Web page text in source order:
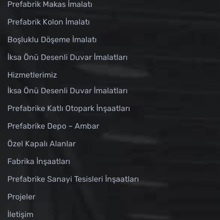
Prefabrik Makas İmalatı
Prefabrik Kolon İmalatı
Boşluklu Döşeme İmalatı
İksa Önü Desenli Duvar İmalatları
Hizmetlerimiz
İksa Önü Desenli Duvar İmalatları
Prefabrike Katlı Otopark İnşaatları
Prefabrike Depo – Ambar
Özel Kapalı Alanlar
Fabrika İnşaatları
Prefabrike Sanayi Tesisleri İnşaatları
Projeler
İletişim